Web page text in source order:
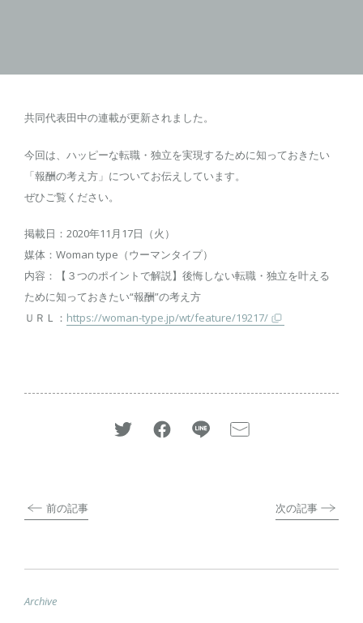
共同代表田中の連載が更新されました。
今回は、ハッピーな転職・独立を実現するために知っておきたい
「報酬の考え方」についてお伝えしています。
ぜひご覧ください。
掲載日：2020年11月17日（火）
媒体：Woman type（ウーマンタイプ）
内容：【３つのポイントで解説】後悔しない転職・独立を叶える
ために知っておきたい“報酬”の考え方
ＵＲＬ： https://woman-type.jp/wt/feature/19217/
前の記事 次の記事
Archive